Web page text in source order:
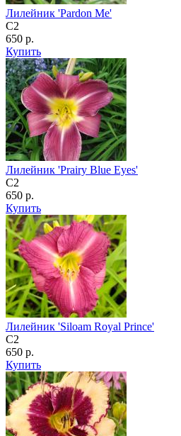
Лилейник 'Pardon Me'
C2
650 р.
Купить
Лилейник 'Prairy Blue Eyes'
C2
650 р.
Купить
Лилейник 'Siloam Royal Prince'
C2
650 р.
Купить